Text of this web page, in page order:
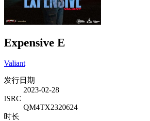
Expensive E
Valiant
发行日期
2023-02-28
ISRC
QM4TX2320624
时长